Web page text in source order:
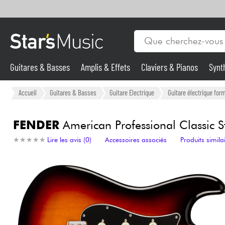
Guitares & Basses
Synthés & Sampleurs
Micros & HF
Eclairage
Violons & Quatuor
Guitares & Basses Amplis & Effets Claviers & Pianos
Accueil Guitares & Basses Guitare Electrique Guitare électrique
FENDERAmerican Professional Classic
★ ★ ★ ★ ★
★ ★ ★ ★ ★ Lire les avis (0) Accessoires associés Produits